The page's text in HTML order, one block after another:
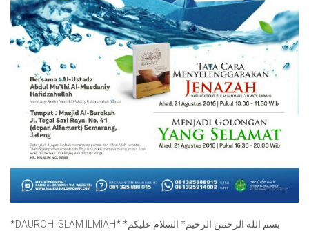
*DAUROH ISLAM ILMIAH* *بسم الله الرحمن الرحيم* السلام عليكم